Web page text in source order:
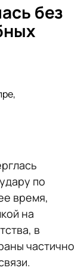
без
по
время,
на
в
частично